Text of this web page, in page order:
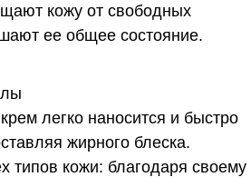
кожу от свободных
ее общее состояние.
легко наносится и быстро
жирного блеска.
типов кожи: благодаря своему